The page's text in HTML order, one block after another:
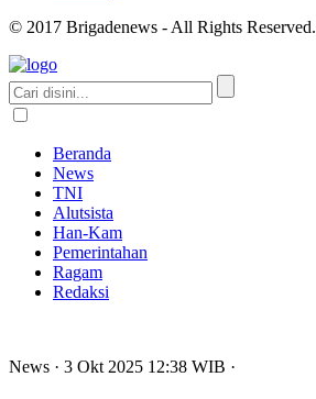
© 2017 Brigadenews - All Rights Reserved.
Beranda
News
TNI
Alutsista
Han-Kam
Pemerintahan
Ragam
Redaksi
News · 3 Okt 2025 12:38 WIB ·